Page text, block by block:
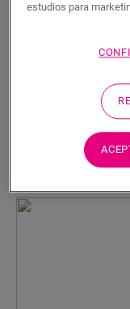
Roble
LAMINADOS
PREMIERE PLUS
estudios para